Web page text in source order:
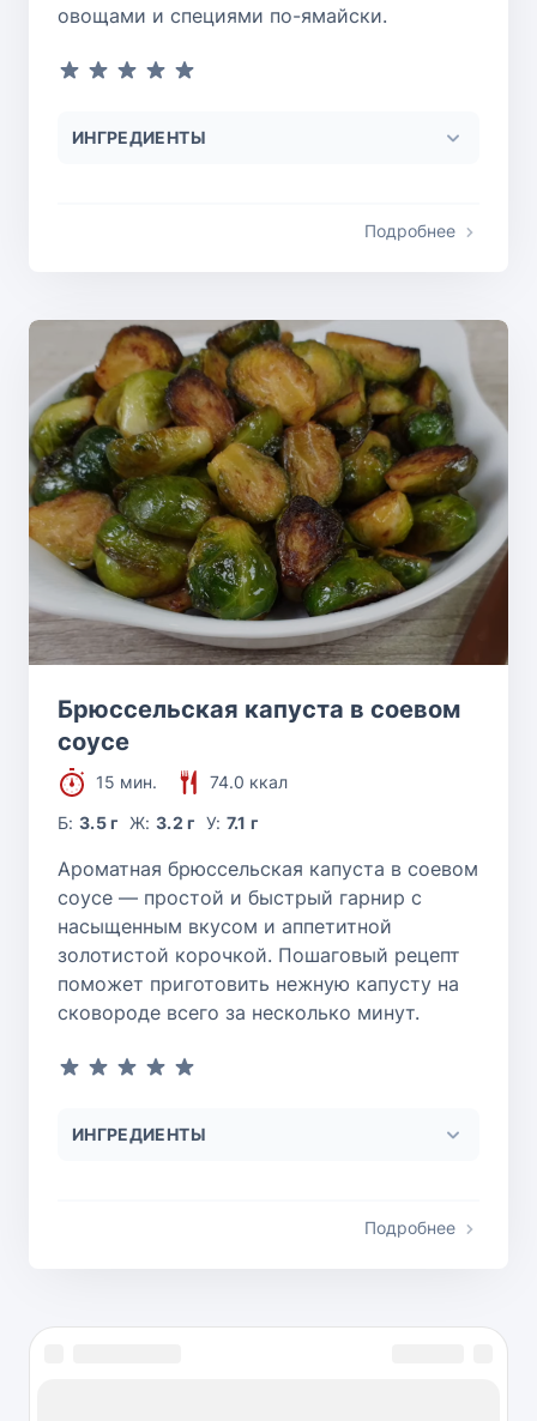
овощами и специями по-ямайски.
ИНГРЕДИЕНТЫ
Подробнее
Брюссельская капуста в соевом
соусе
15 мин.
74.0 ккал
Б:3.5 г Ж: 3.2 г У: 7.1 г
Ароматная брюссельская капуста в соевом
соусе — простой и быстрый гарнир с
насыщенным вкусом и аппетитной
золотистой корочкой. Пошаговый рецепт
поможет приготовить нежную капусту на
сковороде всего за несколько минут.
ИНГРЕДИЕНТЫ
Подробнее